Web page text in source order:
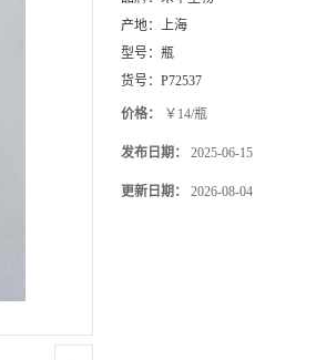
产地： 上海
型号： 瓶
货号： P72537
价格： ￥14/瓶
发布日期： 2025-06-15
更新日期： 2026-08-04